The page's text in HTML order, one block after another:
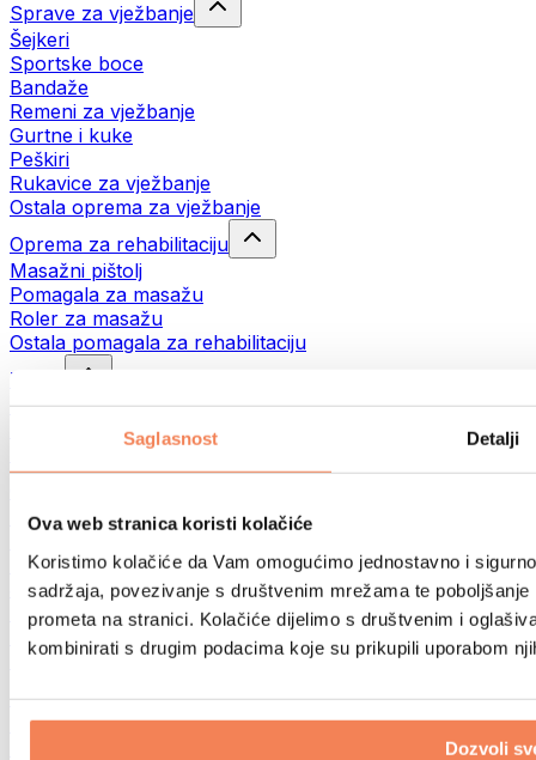
Saglasnost Detalji
Ova web stranica koristi kolačiće
Koristimo kolačiće da Vam omogućimo jednostavno i
sadržaja, povezivanje s društvenim mrežama te
prometa na stranici. Kolačiće dijelimo s društvenim i
kombinirati s drugim podacima koje su prikupili uporabom
Dozvoli
Sprave za vježbanje
Šejkeri
Sportske boce
Bandaže
Remeni za vježbanje
Gurtne i kuke
Peškiri
Rukavice za vježbanje
Ostala oprema za vježbanje
Oprema za rehabilitaciju
Masažni pištolj
Pomagala za masažu
Roler za masažu
Ostala pomagala za rehabilitaciju
Torbe
Torbe za hranu
Sportske torbe
Trčanje
Biciklizam
Joga i pilates
Kupanje hladnom vodom
Plivanje
Planinarenje
Biohacking
Terapija crvenim svjetlom